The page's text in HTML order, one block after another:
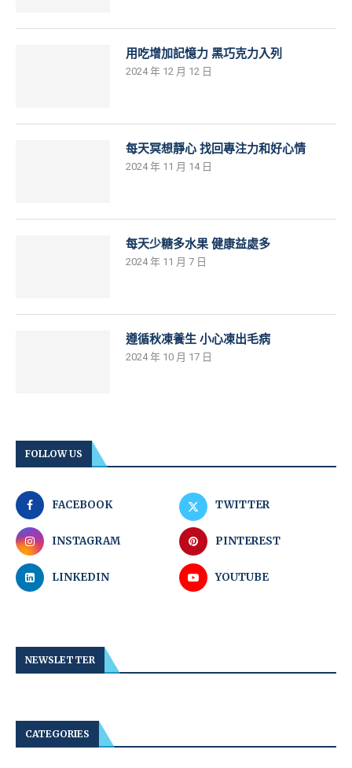
用吃增加記憶力 黑巧克力入列
2024 年 12 月 12 日
每天冥想靜心 找回專注力和好心情
2024 年 11 月 14 日
每天少糖多水果 健康益處多
2024 年 11 月 7 日
遵循秋凍養生 小心凍出毛病
2024 年 10 月 17 日
FOLLOW US
FACEBOOK TWITTER
INSTAGRAM PINTEREST
LINKEDIN YOUTUBE
NEWSLETTER
CATEGORIES